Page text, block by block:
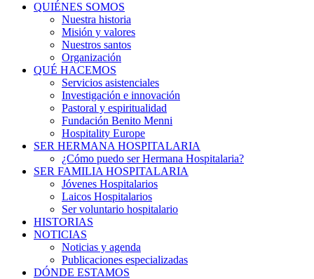
QUIÉNES SOMOS
Nuestra historia
Misión y valores
Nuestros santos
Organización
QUÉ HACEMOS
Servicios asistenciales
Investigación e innovación
Pastoral y espiritualidad
Fundación Benito Menni
Hospitality Europe
SER HERMANA HOSPITALARIA
¿Cómo puedo ser Hermana Hospitalaria?
SER FAMILIA HOSPITALARIA
Jóvenes Hospitalarios
Laicos Hospitalarios
Ser voluntario hospitalario
HISTORIAS
NOTICIAS
Noticias y agenda
Publicaciones especializadas
DÓNDE ESTAMOS